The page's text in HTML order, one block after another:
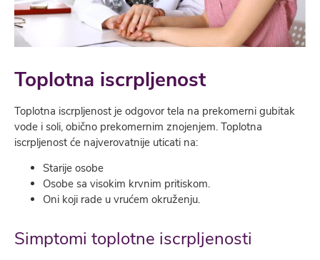
Toplotna iscrpljenost
Toplotna iscrpljenost je odgovor tela na prekomerni gubitak
vode i soli, obično prekomernim znojenjem. Toplotna
iscrpljenost će najverovatnije uticati na:
Starije osobe
Osobe sa visokim krvnim pritiskom.
Oni koji rade u vrućem okruženju.
Simptomi toplotne iscrpljenosti